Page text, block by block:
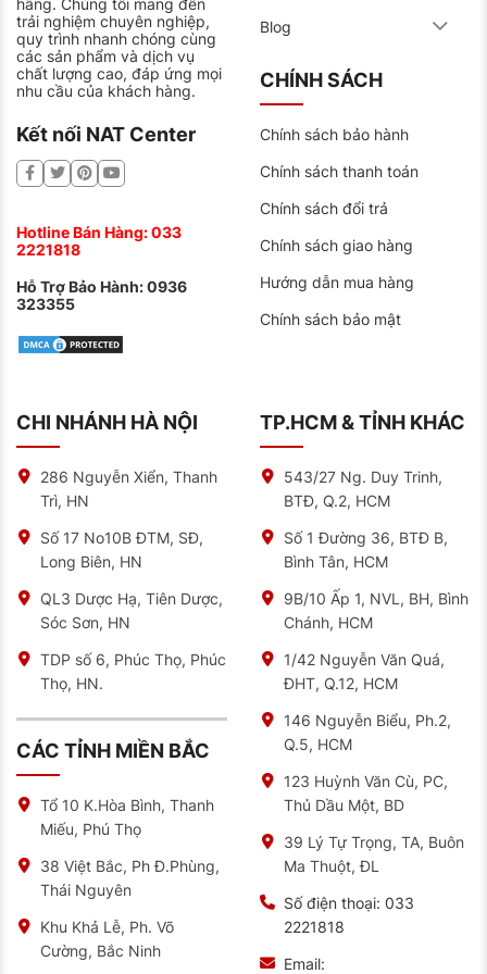
Nâng tầm nhận dạng thương hiệu ắc quy trên toàn
cầu. Dòng ắc quy này được nhà máy nâng cao công
suất cùng với dung lượng và độ bền cao.
Được đánh giá với các tiêu chuẩn của Đức.
Tạo ra dựa vào các kỹ năng kỹ thuật cốt lõi của
nhà máy Sebang Global Battery.
Địa chỉ bán ắc quy Sebang uy tín, chất lượng
Hiện nay, không khó để chúng ta có thể tìm mua được
ắc quy ô tô. Nhưng việc tìm được đại lý bán hàng để
có được sản phẩm chất lượng là rất quan trọng.
Để đáp ứng được nhu cầu đó, NAT Center sẽ cung
cấp cho các bạn các mẫu sản phẩm ắc quy Sebang,
đảm bảo chất lượng và giá cả cạnh tranh trên thị
trường.
Tại đây, chúng tôi cam kết sản phẩm chính hãng, chất
còn có những ưu đãi đặc biệt dành cho khách hàng.
Hãy liên hệ ngay với chúng tôi để được tư vấn và hỗ
trợ lựa chọn được loại ắc quy phù hợp cho xe của bạn
nhé.
trải nghiệm chuyên nghiệp,
quy trình nhanh chóng cùng
các sản phẩm và dịch vụ
chất lượng cao, đáp ứng mọi
nhu cầu của khách hàng.
Kết nối NAT Center
Hotline Bán Hàng:033
2221818
Hỗ Trợ Bảo Hành:0936
323355
Blog
CHÍNH SÁCH
Chính sách bảo hành
Chính sách thanh toán
Chính sách đổi trả
Chính sách giao hàng
Hướng dẫn mua hàng
Chính sách bảo mật
CHI NHÁNH HÀ NỘI
286 Nguyễn Xiển, Thanh
Trì, HN
Số 17 No10B ĐTM, SĐ,
Long Biên, HN
QL3 Dược Hạ, Tiên Dược,
Sóc Sơn, HN
TDP số 6, Phúc Thọ, Phúc
Thọ, HN.
CÁC TỈNH MIỀN BẮC
Tổ 10 K.Hòa Bình, Thanh
Miếu, Phú Thọ
38 Việt Bắc, Ph Đ.Phùng,
Thái Nguyên
Khu Khả Lễ, Ph. Võ
Cường, Bắc Ninh
TP.HCM & TỈNH KHÁC
543/27 Ng. Duy Trinh,
BTĐ, Q.2, HCM
Số 1 Đường 36, BTĐ B,
Bình Tân, HCM
9B/10 Ấp 1, NVL, BH, Bình
Chánh, HCM
1/42 Nguyễn Văn Quá,
ĐHT, Q.12, HCM
146 Nguyễn Biểu, Ph.2,
Q.5, HCM
123 Huỳnh Văn Cù, PC,
Thủ Dầu Một, BD
39 Lý Tự Trọng, TA, Buôn
Ma Thuột, ĐL
Số điện thoại: 033
2221818
Email: